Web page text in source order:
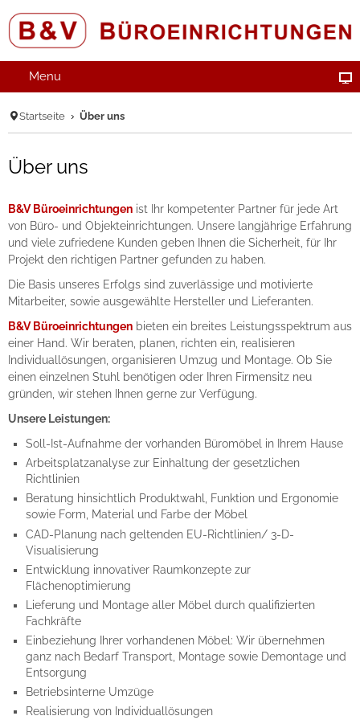
Menu
Startseite Über uns
Über uns
B&V Büroeinrichtungen ist Ihr kompetenter Partner für jede Art
von Büro- und Objekteinrichtungen. Unsere langjährige Erfahrung
und viele zufriedene Kunden geben Ihnen die Sicherheit, für Ihr
Projekt den richtigen Partner gefunden zu haben.
Die Basis unseres Erfolgs sind zuverlässige und motivierte
Mitarbeiter, sowie ausgewählte Hersteller und Lieferanten.
B&V Büroeinrichtungen bieten ein breites Leistungsspektrum aus
einer Hand. Wir beraten, planen, richten ein, realisieren
Individuallösungen, organisieren Umzug und Montage. Ob Sie
einen einzelnen Stuhl benötigen oder Ihren Firmensitz neu
gründen, wir stehen Ihnen gerne zur Verfügung.
Unsere Leistungen:
Soll-Ist-Aufnahme der vorhanden Büromöbel in Ihrem Hause
Arbeitsplatzanalyse zur Einhaltung der gesetzlichen
Richtlinien
Beratung hinsichtlich Produktwahl, Funktion und Ergonomie
sowie Form, Material und Farbe der Möbel
CAD-Planung nach geltenden EU-Richtlinien/ 3-D-
Visualisierung
Entwicklung innovativer Raumkonzepte zur
Flächenoptimierung
Lieferung und Montage aller Möbel durch qualifizierten
Fachkräfte
Einbeziehung Ihrer vorhandenen Möbel: Wir übernehmen
ganz nach Bedarf Transport, Montage sowie Demontage und
Entsorgung
Betriebsinterne Umzüge
Realisierung von Individuallösungen